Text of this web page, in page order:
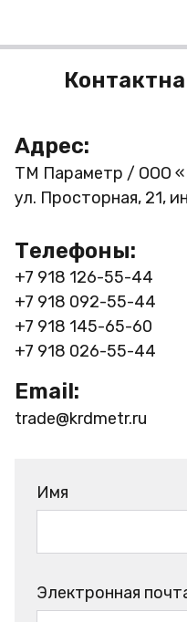
Адрес:
ТМ Параметр / ООО
ул. Просторная, 21,
Телефоны:
+7 918 126-55-44
+7 918 092-55-44
+7 918 145-65-60
+7 918 026-55-44
Email:
trade@krdmetr.ru
Имя
Электронная